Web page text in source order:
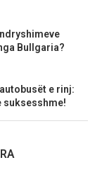
Bullgaria?
e rinj:
suksesshme!